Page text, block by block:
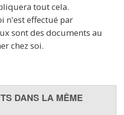
tout cela.
n'est effectué par
sont des documents au
chez soi.
DANS LA MÊME